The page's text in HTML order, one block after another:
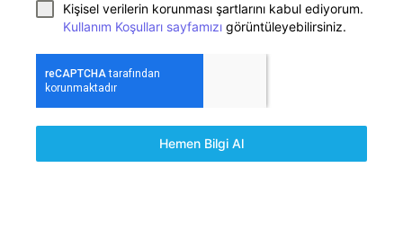
Kişisel verilerin korunması şartlarını kabul ediyorum.
Kullanım Koşulları sayfamızı görüntüleyebilirsiniz.
Hemen Bilgi Al